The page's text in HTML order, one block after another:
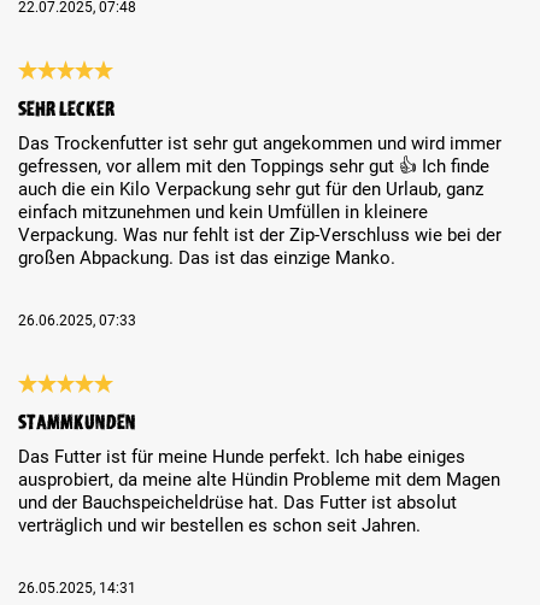
22.07.2025, 07:48
Sehr lecker
Das Trockenfutter ist sehr gut angekommen und wird immer
gefressen, vor allem mit den Toppings sehr gut 👍 Ich finde
auch die ein Kilo Verpackung sehr gut für den Urlaub, ganz
einfach mitzunehmen und kein Umfüllen in kleinere
Verpackung. Was nur fehlt ist der Zip-Verschluss wie bei der
großen Abpackung. Das ist das einzige Manko.
26.06.2025, 07:33
Stammkunden
Das Futter ist für meine Hunde perfekt. Ich habe einiges
ausprobiert, da meine alte Hündin Probleme mit dem Magen
und der Bauchspeicheldrüse hat. Das Futter ist absolut
verträglich und wir bestellen es schon seit Jahren.
26.05.2025, 14:31